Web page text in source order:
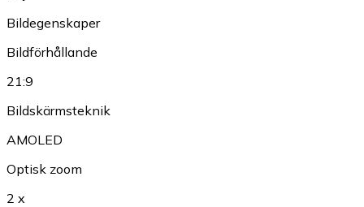
Bildegenskaper
Bildförhållande
21:9
Bildskärmsteknik
AMOLED
Optisk zoom
2 x